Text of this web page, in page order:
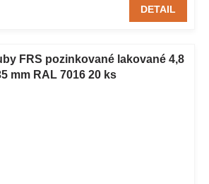
DETAIL
FRS pozinkované lakované 4,8
mm RAL 7016 20 ks